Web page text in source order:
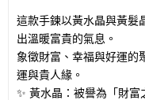
這款手鍊以黃水晶與黃髮
出溫暖富貴的氣息。
象徵財富、幸福與好運的
運與貴人緣。
✨ 黃水晶：被譽為「財